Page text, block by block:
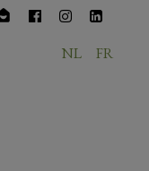
NL FR